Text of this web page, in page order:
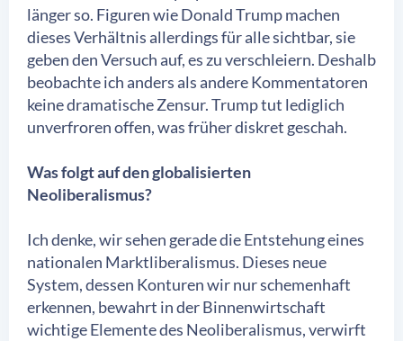
länger so. Figuren wie Donald Trump machen
dieses Verhältnis allerdings für alle sichtbar, sie
geben den Versuch auf, es zu verschleiern. Deshalb
beobachte ich anders als andere Kommentatoren
keine dramatische Zensur. Trump tut lediglich
unverfroren offen, was früher diskret geschah.
Was folgt auf den globalisierten
Neoliberalismus?
Ich denke, wir sehen gerade die Entstehung eines
nationalen Marktliberalismus. Dieses neue
System, dessen Konturen wir nur schemenhaft
erkennen, bewahrt in der Binnenwirtschaft
wichtige Elemente des Neoliberalismus, verwirft